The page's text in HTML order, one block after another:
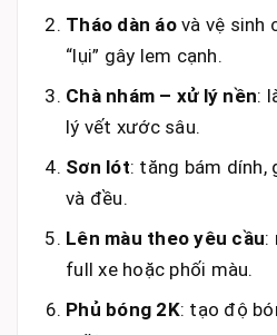
Tháo dàn áovà vệ sinh
“lụi” gây lem cạnh.
Chà nhám – xử lý nền:
lý vết xước sâu.
Sơn lót: tăng bám dính,
và đều.
Lên màu theo yêu cầu:
full xe hoặc phối màu.
Phủ bóng 2K: tạo độ